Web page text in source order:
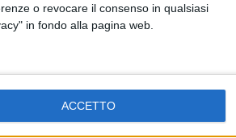
o revocare il consenso in qualsiasi
in fondo alla pagina web.
ACCETTO